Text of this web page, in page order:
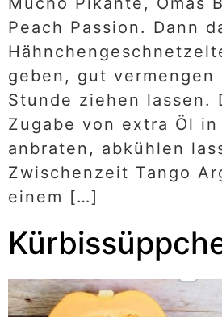
Peach Passion. Dann
geben, gut vermengen
Stunde ziehen lassen.
Zugabe von extra Öl in
anbraten, abkühlen
Zwischenzeit Tango
einem […]